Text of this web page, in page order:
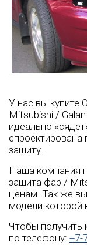
У нас вы купите
Mitsubishi /
идеально
защиту.
Наша компания
защита фар /
ценам. Так же
модели которой
Чтобы получить
по телефону: +7-